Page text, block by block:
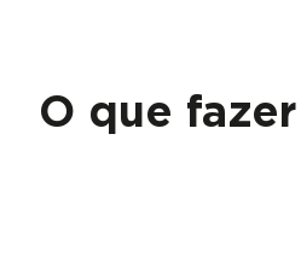
O que fazer